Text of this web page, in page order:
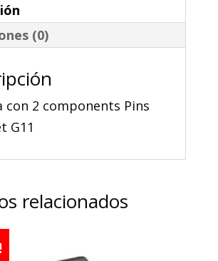
(0)
con 2 components Pins
G11
relacionados